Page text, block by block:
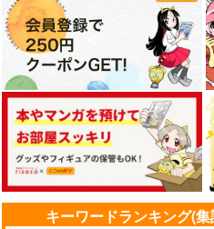
キーワードランキング(